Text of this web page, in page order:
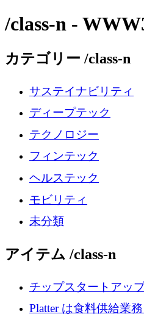
/class-n -
カテゴリー /class-n
サステイナビリティ
ディープテック
テクノロジー
フィンテック
ヘルステック
モビリティ
未分類
アイテム /class-n
チップスタートアッ
ルを調達、Mobilizeが
Platter は食料供給業